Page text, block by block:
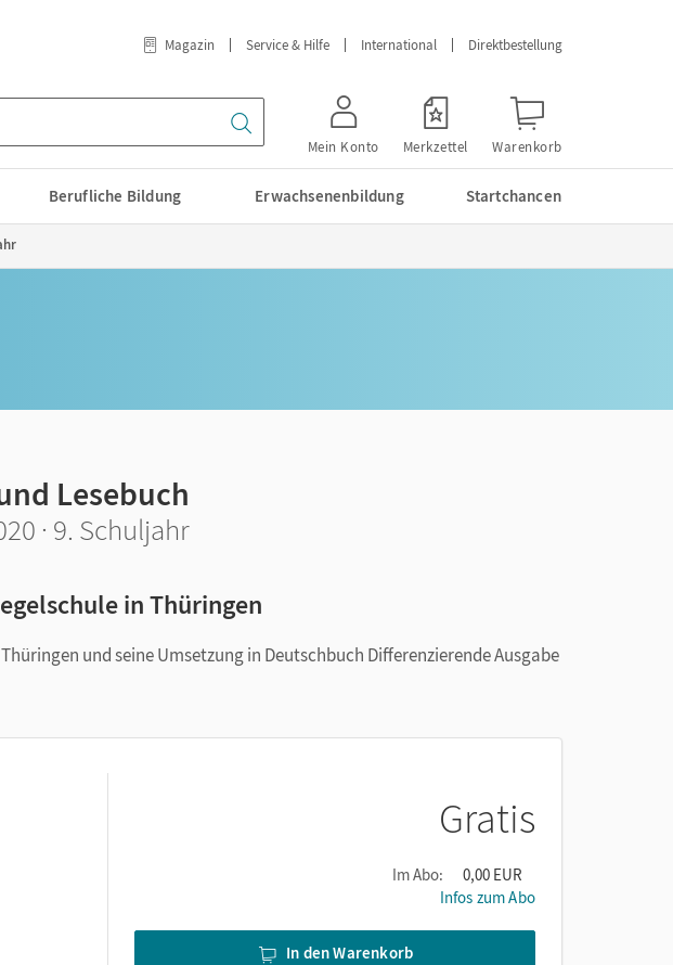
Magazin Service & Hilfe International Direktbestellung
Mein Konto Merkzettel Warenkorb
Berufliche Bildung Erwachsenenbildung Startchancen
Lesebuch
· 9. Schuljahr
in Thüringen
und seine Umsetzung in Deutschbuch Differenzierende Ausgabe
Gratis
Im Abo:
0,00 EUR
Infos zum Abo
In den Warenkorb